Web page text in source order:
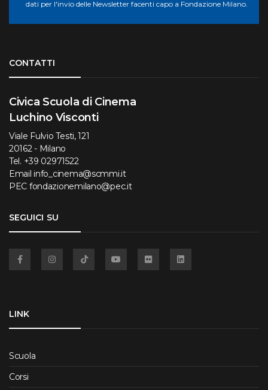
dati per l'invio delle Newsletter facenti capo a Fondazione Milano.
CONTATTI
Civica Scuola di Cinema
Luchino Visconti
Viale Fulvio Testi, 121
20162 - Milano
Tel. +39 02971522
Email info_cinema@scmmi.it
PEC fondazionemilano@pec.it
SEGUICI SU
LINK
Scuola
Corsi